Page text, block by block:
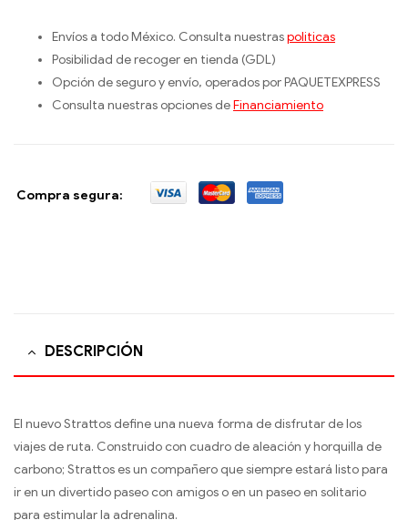
Envíos a todo México. Consulta nuestraspoliticas
Posibilidad de recoger en tienda (GDL)
Opción de seguro y envío, operados por PAQUETEXPRESS
Consulta nuestras opciones deFinanciamiento
Compra segura:
DESCRIPCIÓN
El nuevo Strattos define una nueva forma de disfrutar de los
viajes de ruta. Construido con cuadro de aleación y horquilla de
carbono; Strattos es un compañero que siempre estará listo para
ir en un divertido paseo con amigos o en un paseo en solitario
para estimular la adrenalina.